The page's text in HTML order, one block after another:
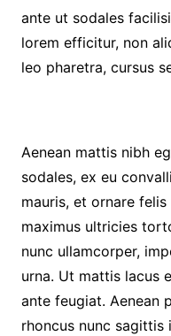
ante ut sodales
lorem efficitur, non
leo pharetra, cursus
Aenean mattis nibh
sodales, ex eu
mauris, et ornare
maximus ultricies
nunc ullamcorper,
urna. Ut mattis lacus
ante feugiat. Aenean
rhoncus nunc sagittis